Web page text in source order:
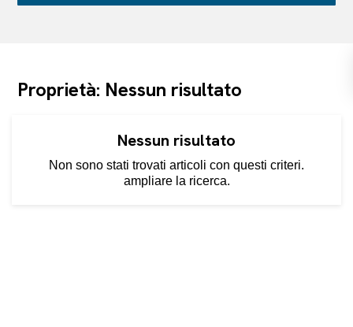
Proprietà: Nessun risultato
Nessun risultato
Non sono stati trovati articoli con questi criteri.
ampliare la ricerca.